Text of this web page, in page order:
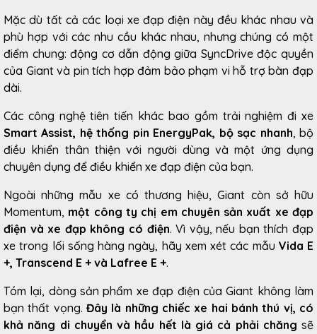
Mặc dù tất cả các loại xe đạp điện này đều khác nhau và
phù hợp với các nhu cầu khác nhau, nhưng chúng có một
điểm chung: động cơ dẫn động giữa SyncDrive độc ​​quyền
của Giant và pin tích hợp đảm bảo phạm vi hỗ trợ bàn đạp
dài.
Các công nghệ tiên tiến khác bao gồm trải nghiệm đi xe
Smart Assist, hệ thống pin EnergyPak, bộ sạc nhanh, bộ
điều khiển thân thiện với người dùng và một ứng dụng
chuyên dụng để điều khiển xe đạp điện của bạn.
Ngoài những mẫu xe có thương hiệu, Giant còn sở hữu
Momentum, một công ty chị em chuyên sản xuất xe đạp
điện và xe đạp không có điện. Vì vậy, nếu bạn thích đạp
xe trong lối sống hàng ngày, hãy xem xét các mẫu Vida E
+, Transcend E + và Lafree E +.
Tóm lại, dòng sản phẩm xe đạp điện của Giant không làm
bạn thất vọng. Đây là những chiếc xe hai bánh thú vị, có
khả năng di chuyển và hầu hết là giá cả phải chăng sẽ